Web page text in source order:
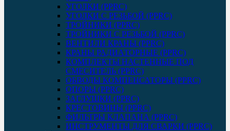
УГОЛКИ (PPRC)
УГОЛКИ С РЕЗЬБОЙ (PPRC)
ТРОЙНИКИ (PPRC)
ТРОЙНИКИ С РЕЗЬБОЙ (PPRC)
ВЕНТИЛИ КРАНЫ (PPRC)
КРАНЫ РАДИАТОРНЫЕ (PPRC)
КОМПЛЕКТЫ НАСТЕННЫЕ ПОД
СМЕСИТЕЛЬ (PPRC)
ОБВОДЫ КОМПЕНСАТОРЫ (PPRC)
ОПОРЫ (PPRC)
ЗАГЛУШКИ (PPRC)
КРЕСТОВИНЫ (PPRC)
ФИЛЬТРЫ КЛАПАНА (PPRC)
ИНСТРУМЕНТЫ ДЛЯ СВАРКИ (PPRC)